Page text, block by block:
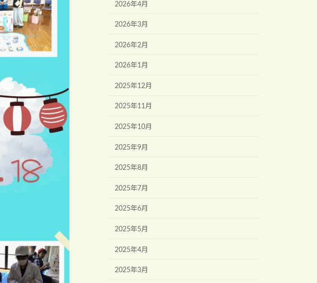
2026年4月
2026年3月
2026年2月
2026年1月
2025年12月
2025年11月
2025年10月
2025年9月
2025年8月
2025年7月
2025年6月
2025年5月
2025年4月
2025年3月